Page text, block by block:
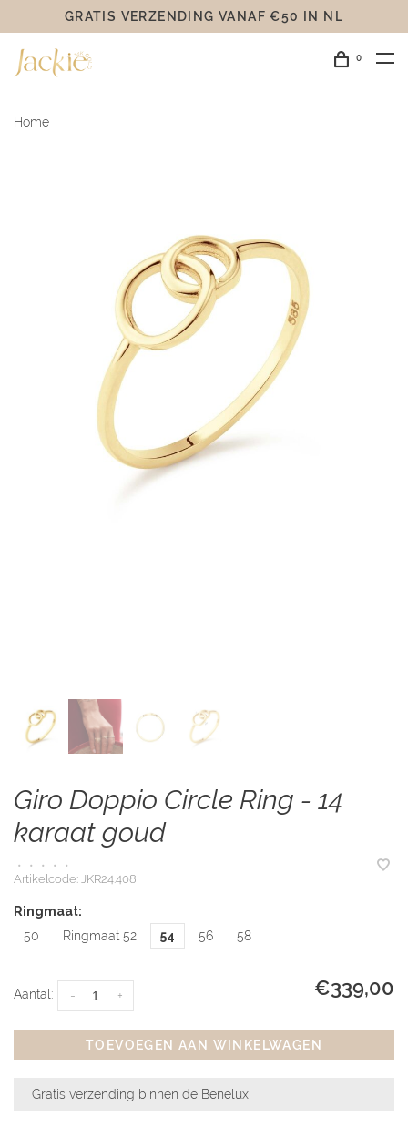
GRATIS VERZENDING VANAF €50 IN NL
0
Home
Giro Doppio Circle Ring - 14
karaat goud
• • • •
•
Artikelcode: JKR24.408
Ringmaat:
50
Ringmaat 52 54 56 58
Aantal: +
- €339,00
TOEVOEGEN AAN WINKELWAGEN
Gratis verzending binnen de Benelux